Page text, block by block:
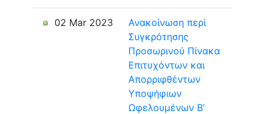
02 Mar 2023
Ανακοίνωση περί
Συγκρότησης
Προσωρινού Πίνακα
Επιτυχόντων και
Απορριφθέντων
Υποψήφιων
Ωφελουμένων Β'